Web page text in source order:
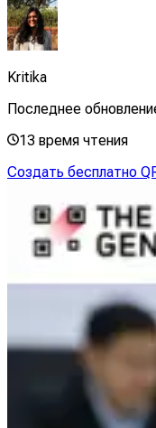
Kritika
Последнее
13 время чтения
Создать бесплатно